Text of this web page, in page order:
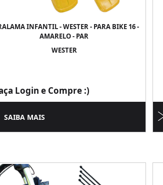
INFANTIL - WESTER - PARA BIKE 16 -
AMARELO - PAR
WESTER
Login e Compre :)
SAIBA MAIS